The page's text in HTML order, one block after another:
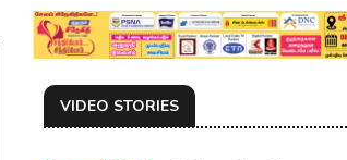
VIDEO STORIES